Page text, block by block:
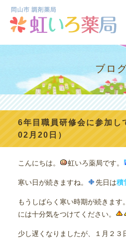
ブロ
6年目職員研修会に参加し
02月20日）
こんにちは。 虹いろ薬局です。
寒い日が続きますね。 先日は積
もうしばらく寒い時期が続きます
には十分気をつけてください。
少し遅くなりましたが、１月２３